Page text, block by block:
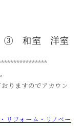
③ 和室 洋室
りますのでアカウン
リフォーム・リノベー